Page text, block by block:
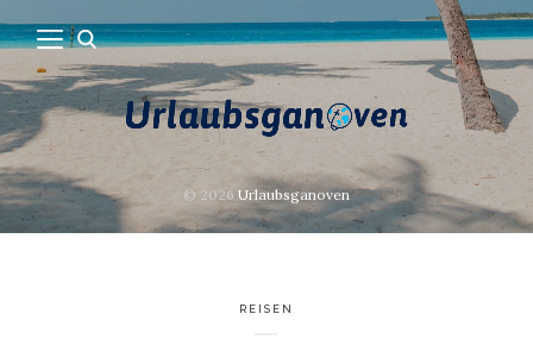
© 2026 Urlaubsganoven
REISEN